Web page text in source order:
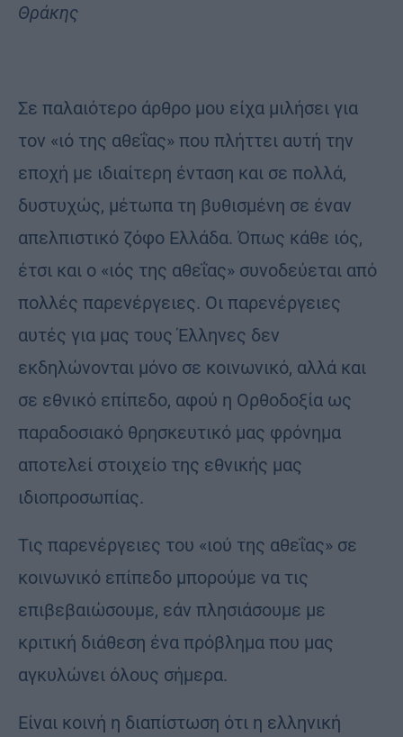
Θράκης
Σε παλαιότερο άρθρο μου είχα μιλήσει για
τον «ιό της αθεΐας» που πλήττει αυτή την
εποχή με ιδιαίτερη ένταση και σε πολλά,
δυστυχώς, μέτωπα τη βυθισμένη σε έναν
απελπιστικό ζόφο Ελλάδα. Όπως κάθε ιός,
έτσι και ο «ιός της αθεΐας» συνοδεύεται από
πολλές παρενέργειες. Οι παρενέργειες
αυτές για μας τους Έλληνες δεν
εκδηλώνονται μόνο σε κοινωνικό, αλλά και
σε εθνικό επίπεδο, αφού η Ορθοδοξία ως
παραδοσιακό θρησκευτικό μας φρόνημα
αποτελεί στοιχείο της εθνικής μας
ιδιοπροσωπίας.
Τις παρενέργειες του «ιού της αθεΐας» σε
κοινωνικό επίπεδο μπορούμε να τις
επιβεβαιώσουμε, εάν πλησιάσουμε με
κριτική διάθεση ένα πρόβλημα που μας
αγκυλώνει όλους σήμερα.
Είναι κοινή η διαπίστωση ότι η ελληνική